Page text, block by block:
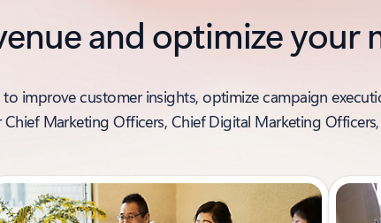
and optimize your
improve customer insights, optimize campaign
Marketing Officers, Chief Digital Marketing